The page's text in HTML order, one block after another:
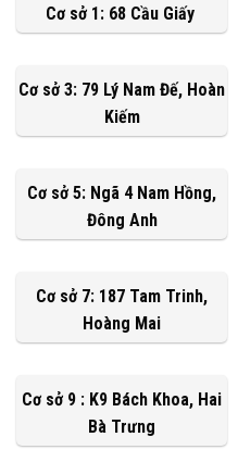
Cơ sở 1: 68 Cầu Giấy
Cơ sở 3: 79 Lý Nam Đế, Hoàn
Kiếm
Cơ sở 5: Ngã 4 Nam Hồng,
Đông Anh
Cơ sở 7: 187 Tam Trinh,
Hoàng Mai
Cơ sở 9 : K9 Bách Khoa, Hai
Bà Trưng